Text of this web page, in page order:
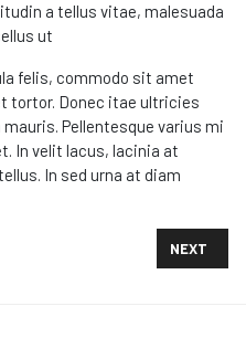
a tellus vitae, malesuada
ut
felis, commodo sit amet
tortor. Donec itae ultricies
Pellentesque varius mi
In velit lacus, lacinia at
In sed urna at diam
BIDEN TO ANNOUNCENEXT
NEXT